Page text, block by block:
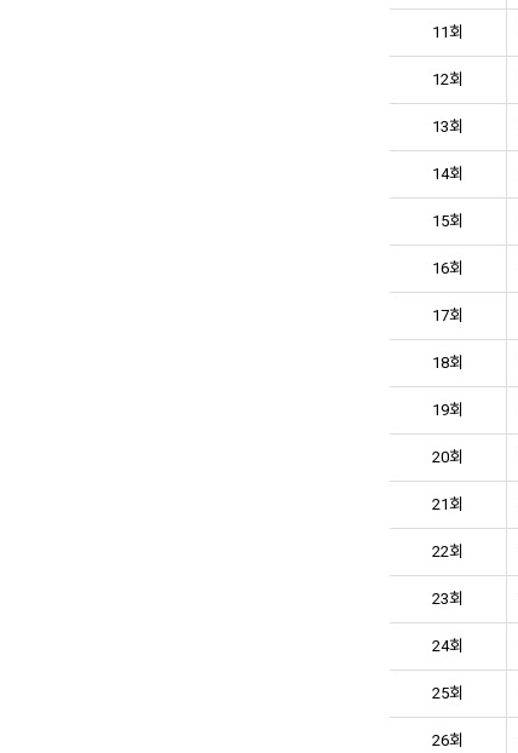
11회
12회
13회
14회
15회
16회
17회
18회
19회
20회
21회
22회
23회
24회
25회
26회